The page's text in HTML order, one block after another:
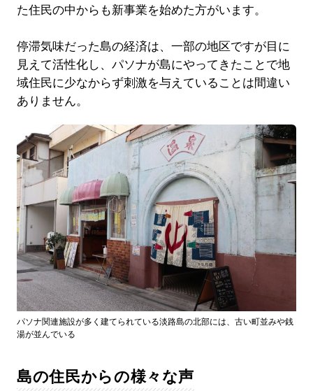
た住民の中からも新事業を始めた方がいます。
停滞気味だった島の経済は、一部の地区ですが目に
見えて活性化し、パソナが島にやってきたことで地
域住民に少なからず刺激を与えていることは間違い
ありません。
パソナ関連施設が多く建てられている淡路島の北部には、古い町並みや銭
湯が並んでいる
島の住民からの様々な声